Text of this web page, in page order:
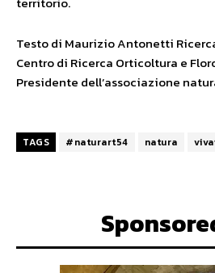
Testo di Maurizio Antonetti
Centro di Ricerca Orticoltura e
Presidente dell’associazione
TAGS #naturart54 natura